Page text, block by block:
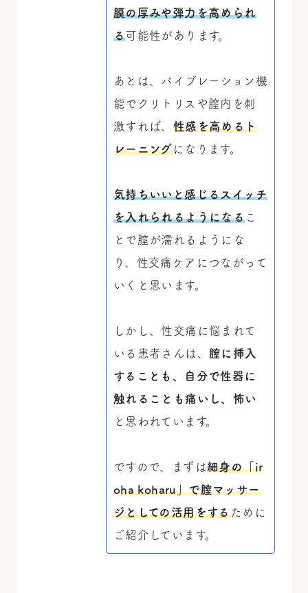
膜の厚みや弾力を高められ
る可能性があります。
あとは、バイブレーション機
能でクリトリスや膣内を刺
激すれば、 性感を高めるト
レーニングになります。
気持ちいいと感じるスイッチ
を入れられるようになる こ
とで膣が濡れるようにな
り、性交痛ケアにつながって
いくと思います。
しかし、性交痛に悩まれて
いる患者さんは、 膣に挿入
することも、自分で性器に
触れることも痛いし、怖い
と思われています。
ですので、まずは細身の「ir
oha koharu」で膣マッサー
ジとしての活用をするために
ご紹介しています。